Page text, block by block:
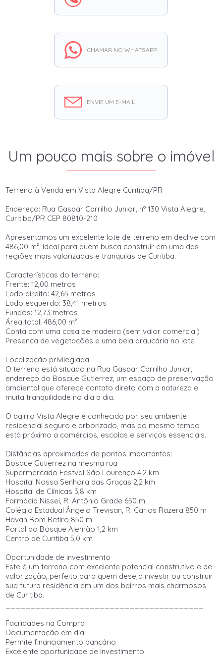
CHAMAR NO WHATSAPP
ENVIE UM E-MAIL
Um pouco mais sobre o imóvel
Terreno à Venda em Vista Alegre Curitiba/PR
Endereço: Rua Gaspar Carrilho Junior, nº 130 Vista Alegre,
Curitiba/PR CEP 80810-210
Apresentamos um excelente lote de terreno em declive com
486,00 m², ideal para quem busca construir em uma das
regiões mais valorizadas e tranquilas de Curitiba.
Características do terreno:
Frente: 12,00 metros
Lado direito: 42,65 metros
Lado esquerdo: 38,41 metros
Fundos: 12,73 metros
Área total: 486,00 m²
Conta com uma casa de madeira (sem valor comercial)
Presença de vegetações e uma bela araucária no lote
Localização privilegiada
O terreno está situado na Rua Gaspar Carrilho Junior,
endereço do Bosque Gutierrez, um espaço de preservação
ambiental que oferece contato direto com a natureza e
muita tranquilidade no dia a dia.
O bairro Vista Alegre é conhecido por seu ambiente
residencial seguro e arborizado, mas ao mesmo tempo
está próximo a comércios, escolas e serviços essenciais.
Distâncias aproximadas de pontos importantes:
Bosque Gutierrez na mesma rua
Supermercado Festval São Lourenço 4,2 km
Hospital Nossa Senhora das Graças 2,2 km
Hospital de Clínicas 3,8 km
Farmácia Nissei, R. Antônio Grade 650 m
Colégio Estadual Ângelo Trevisan, R. Carlos Razera 850 m
Havan Bom Retiro 850 m
Portal do Bosque Alemão 1,2 km
Centro de Curitiba 5,0 km
Oportunidade de investimento
Este é um terreno com excelente potencial construtivo e de
valorização, perfeito para quem deseja investir ou construir
sua futura residência em um dos bairros mais charmosos
de Curitiba.
Facilidades na Compra
Documentação em dia
Permite financiamento bancário
Excelente oportunidade de investimento